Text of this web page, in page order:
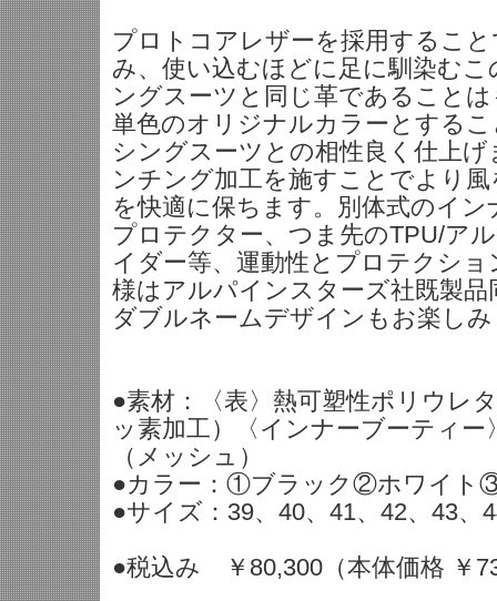
プロトコアレザーを採用するこ
み、使い込むほどに足に馴染む
ングスーツと同じ革であること
単色のオリジナルカラーとする
シングスーツとの相性良く仕上
ンチング加工を施すことでより
を快適に保ちます。別体式のイ
プロテクター、つま先のTPU/ア
イダー等、運動性とプロテクシ
様はアルパインスターズ社既製品
ダブルネームデザインもお楽し
●素材：〈表〉熱可塑性ポリウレ
ッ素加工）〈インナーブーティ
（メッシュ）
●カラー：①ブラック②ホワイト
●サイズ：39、40、41、42、43、
●税込み ￥80,300（本体価格 ￥